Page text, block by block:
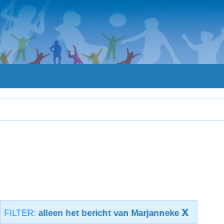
FILTER: alleen het bericht van Marjanneke x